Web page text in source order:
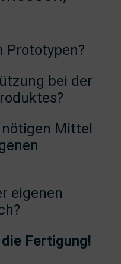
Prototypen?
bei der
Mittel
eigenen
Fertigung!